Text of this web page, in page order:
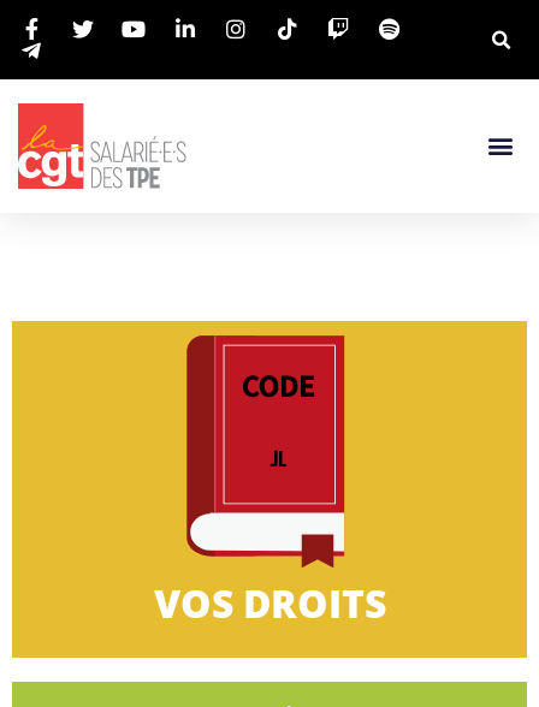
VOS DROITS
VOS DROITS
Retrouvez dans cette rubrique toutes les
très petites entreprises.